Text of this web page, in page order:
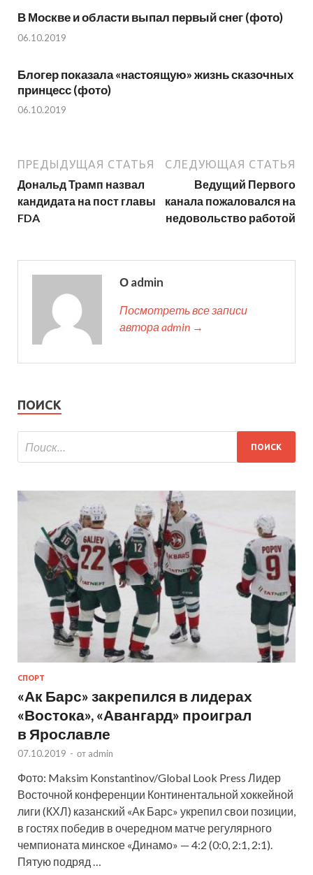
В Москве и области выпал первый снег (фото)
06.10.2019
Блогер показала «настоящую» жизнь сказочных
принцесс (фото)
06.10.2019
ПРЕДЫДУЩАЯ СТАТЬЯ
Дональд Трамп назвал
кандидата на пост главы
FDA
СЛЕДУЮЩАЯ СТАТЬЯ
Ведущий Первого
канала пожаловался на
недовольство работой
О admin
Посмотреть все записи
автора admin →
ПОИСК
СПОРТ
«Ак Барс» закрепился в лидерах
«Востока», «Авангард» проиграл
в Ярославле
07.10.2019 - от admin
Фото: Maksim Konstantinov/Global Look Press Лидер
Восточной конференции Континентальной хоккейной
лиги (КХЛ) казанский «Ак Барс» укрепил свои позиции,
в гостях победив в очередном матче регулярного
чемпионата минское «Динамо» — 4:2 (0:0, 2:1, 2:1).
Пятую подряд …